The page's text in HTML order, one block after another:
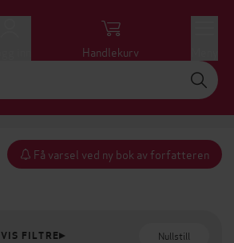
Handlekurv
Få varsel ved ny bok av forfatteren
VIS FILTRE Nullstill